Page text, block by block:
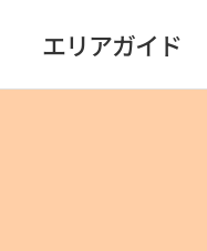
エリアガイド